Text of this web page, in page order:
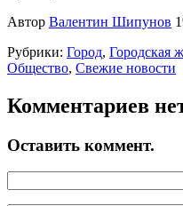
Автор Валентин Шипунов
Рубрики: Город, Городская
Общество, Свежие новости
Комментариев
Оставить коммент.